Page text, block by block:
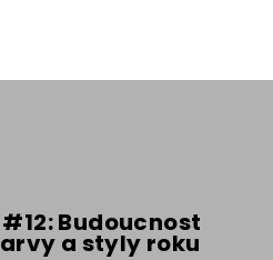
Budoucnost
a styly roku